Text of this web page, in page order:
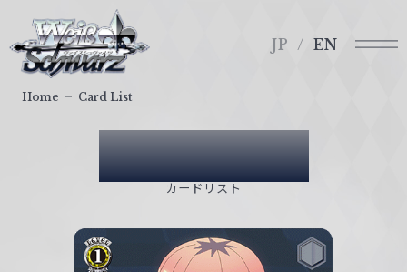
ァ
イ
JP EN
Card List
カードリスト
Home Card List